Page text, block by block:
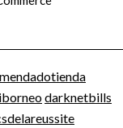
darknetbills